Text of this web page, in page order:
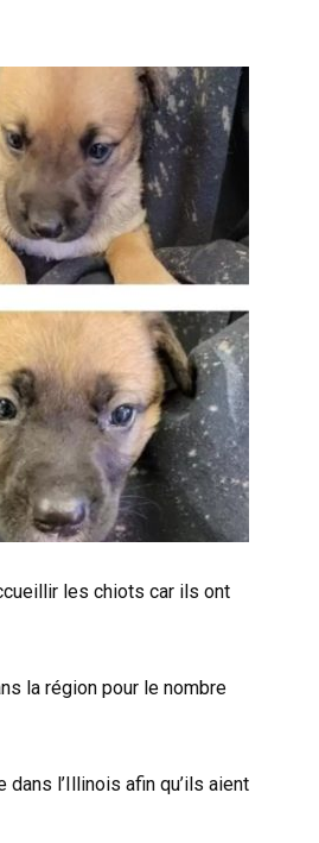
les chiots car ils ont
la région pour le nombre
l’Illinois afin qu’ils aient